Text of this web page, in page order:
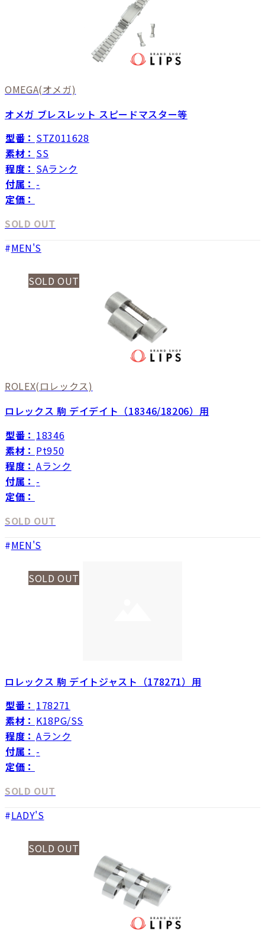
OMEGA(オメガ)
オメガ ブレスレット スピードマスター等
型番： STZ011628
素材： SS
程度： SAランク
付属： -
定価：
SOLD OUT
MEN'S
SOLD OUT
ROLEX(ロレックス)
ロレックス 駒 デイデイト（18346/18206）用
型番： 18346
素材： Pt950
程度： Aランク
付属： -
定価：
SOLD OUT
MEN'S
SOLD OUT
ロレックス 駒 デイトジャスト（178271）用
型番： 178271
素材： K18PG/SS
程度： Aランク
付属： -
定価：
SOLD OUT
LADY'S
SOLD OUT